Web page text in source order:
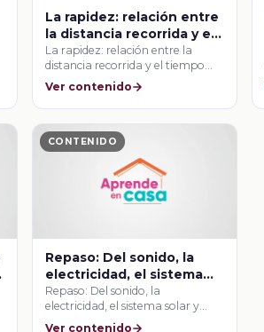
La rapidez: relación entre
la distancia recorrida y el
tiempo empleado
La rapidez: relación entre la
distancia recorrida y el tiempo
empleado
Ver contenido
CONTENIDO
Repaso: Del sonido, la
electricidad, el sistema
solar y otros temas
Repaso: Del sonido, la
electricidad, el sistema solar y
otros temas
Ver contenido